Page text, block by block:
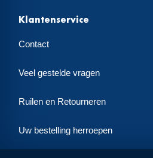
Klantenservice
Contact
Veel gestelde vragen
Ruilen en Retourneren
Uw bestelling herroepen